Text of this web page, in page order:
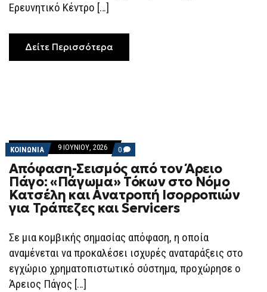
Ερευνητικό Κέντρο […]
Δείτε Περισσότερα
ΚΟΙΝΩΝΙΑ 9 ΙΟΥΝΊΟΥ, 2026 0 COMMENTS
ON
ΑΠΌΦΑΣΗ-
ΣΕΙΣΜΌΣ
ΑΠΌ
ΤΟΝ
ΆΡΕΙΟ
ΠΆΓΟ:
ΣΤΟ
ΚΑΤΣΈΛΗ
ΚΑΙ
ΑΝΑΤΡΟΠΉ
Απόφαση-Σεισμός από τον Άρειο
Πάγο: «Πάγωμα» Τόκων στο Νόμο
Κατσέλη και Ανατροπή Ισορροπιών
για Τράπεζες και Servicers
Σε μια κομβικής σημασίας απόφαση, η οποία
αναμένεται να προκαλέσει ισχυρές αναταράξεις στο
εγχώριο χρηματοπιστωτικό σύστημα, προχώρησε ο
Άρειος Πάγος […]